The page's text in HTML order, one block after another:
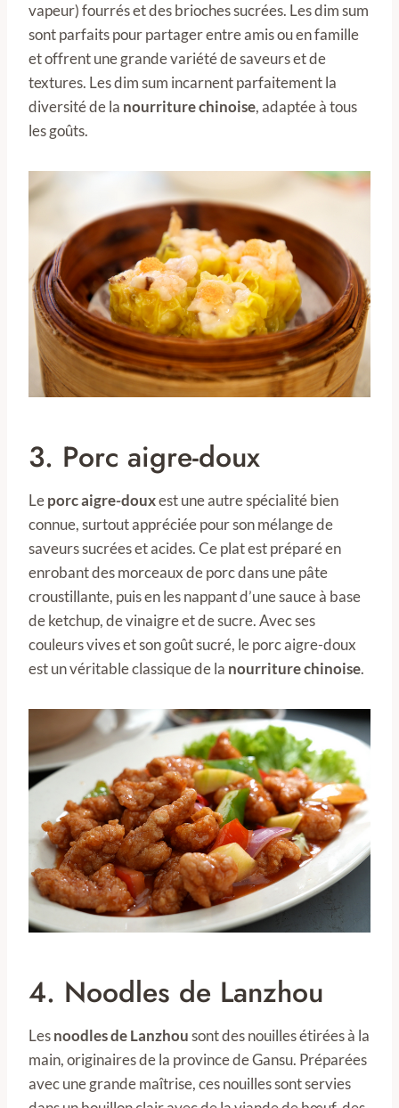
vapeur) fourrés et des brioches sucrées. Les dim sum
sont parfaits pour partager entre amis ou en famille
et offrent une grande variété de saveurs et de
textures. Les dim sum incarnent parfaitement la
diversité de la nourriture chinoise, adaptée à tous
les goûts.
3. Porc aigre-doux
Leporc aigre-douxest une autre spécialité bien
connue, surtout appréciée pour son mélange de
saveurs sucrées et acides. Ce plat est préparé en
enrobant des morceaux de porc dans une pâte
croustillante, puis en les nappant d’une sauce à base
de ketchup, de vinaigre et de sucre. Avec ses
couleurs vives et son goût sucré, le porc aigre-doux
est un véritable classique de la nourriture chinoise.
4. Noodles de Lanzhou
Lesnoodles de Lanzhousont des nouilles étirées à la
main, originaires de la province de Gansu. Préparées
avec une grande maîtrise, ces nouilles sont servies